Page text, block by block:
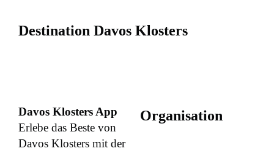
Destination Davos Klosters
Davos Klosters App
Erlebe das Beste von
Davos Klosters mit der
Organisation